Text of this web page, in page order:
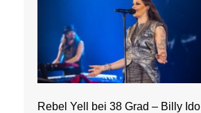
Rebel Yell bei 38 Grad – Billy Idol